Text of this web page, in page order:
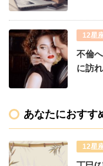
12星
不倫
に訪
あなたにおすす
12星